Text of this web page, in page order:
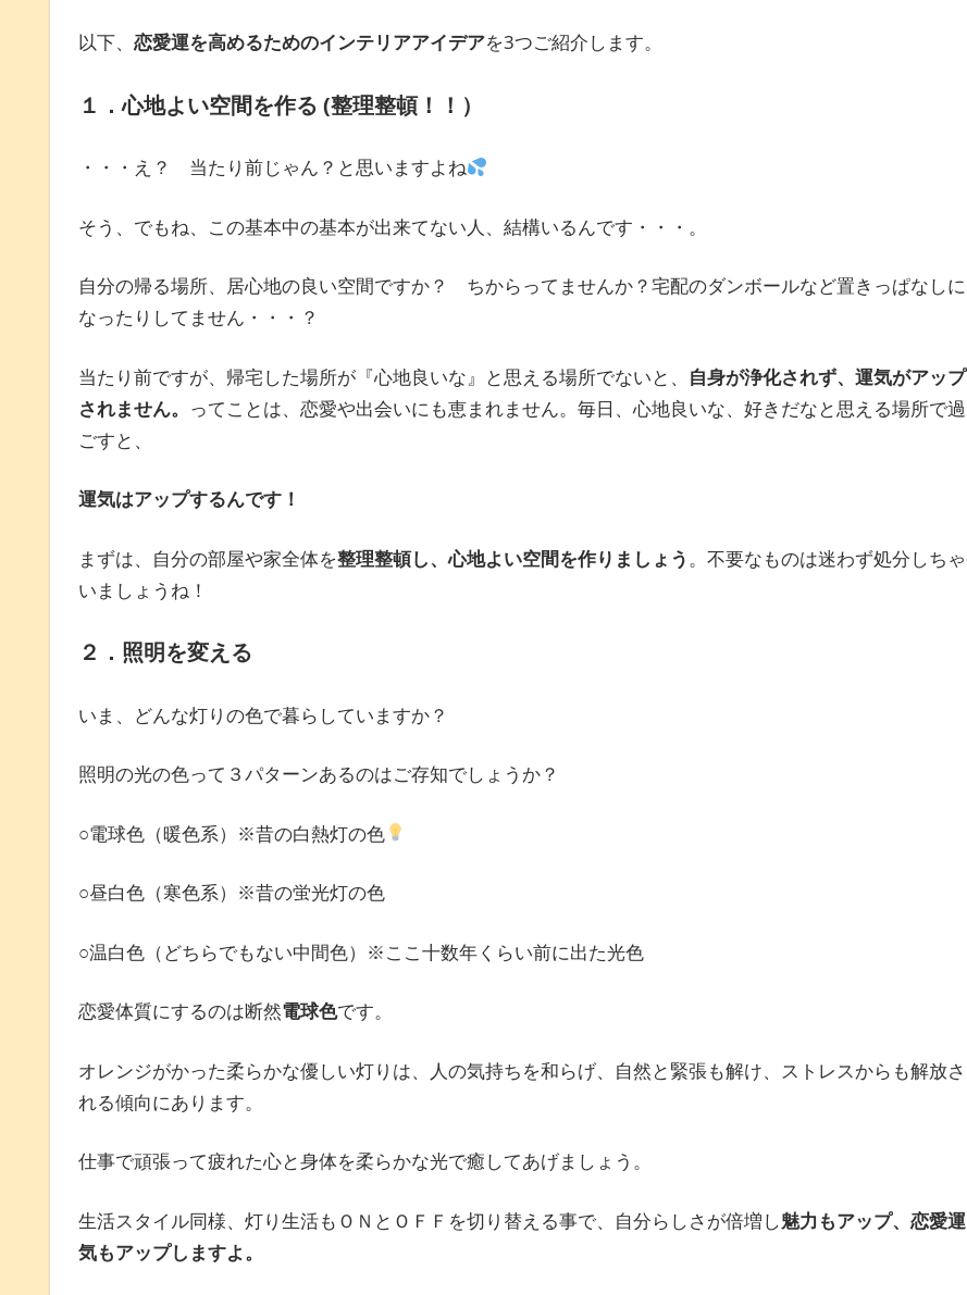
以下、 恋愛運を高めるためのインテリアアイデアを3つご紹介します。
１．心地よい空間を作る (整理整頓！！）
・・・え？ 当たり前じゃん？と思いますよね
そう、でもね、この基本中の基本が出来てない人、結構いるんです・・・。
自分の帰る場所、居心地の良い空間ですか？ ちからってませんか？宅配のダンボールなど置きっぱなしに
なったりしてません・・・？
当たり前ですが、帰宅した場所が『心地良いな』と思える場所でないと、
自身が浄化されず、運気がアップ
されません。 ってことは、恋愛や出会いにも恵まれません。毎日、心地良いな、好きだなと思える場所で過
ごすと、
運気はアップするんです！
まずは、自分の部屋や家全体を整理整頓し、心地よい空間を作りましょう。不要なものは迷わず処分しちゃ
いましょうね！
２．照明を変える
いま、どんな灯りの色で暮らしていますか？
照明の光の色って３パターンあるのはご存知でしょうか？
○電球色（暖色系）※昔の白熱灯の色
○昼白色（寒色系）※昔の蛍光灯の色
○温白色（どちらでもない中間色）※ここ十数年くらい前に出た光色
恋愛体質にするのは断然電球色です。
オレンジがかった柔らかな優しい灯りは、人の気持ちを和らげ、自然と緊張も解け、ストレスからも解放さ
れる傾向にあります。
仕事で頑張って疲れた心と身体を柔らかな光で癒してあげましょう。
生活スタイル同様、灯り生活もＯＮとＯＦＦを切り替える事で、自分らしさが倍増し魅力もアップ、恋愛運
気もアップしますよ。